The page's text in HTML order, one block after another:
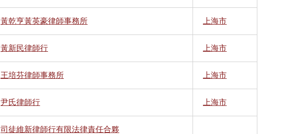
黃乾亨黃英豪律師事務所 上海市
黃新民律師行 上海市
王培芬律師事務所 上海市
尹氏律師行 上海市
司徒維新律師行有限法律責任合夥